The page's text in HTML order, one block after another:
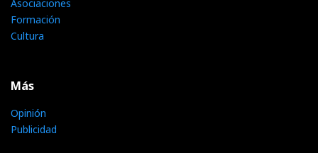
Asociaciones
Formación
Cultura
Más
Opinión
Publicidad